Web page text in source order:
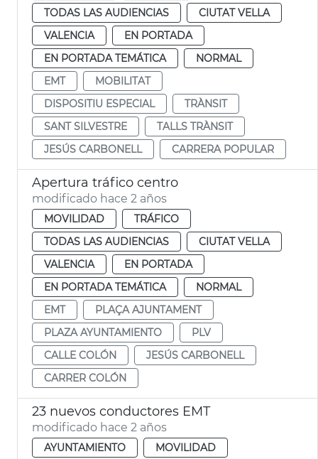
TODAS LAS AUDIENCIAS
CIUTAT VELLA
VALENCIA
EN PORTADA
EN PORTADA TEMÁTICA
NORMAL
EMT
MOBILITAT
DISPOSITIU ESPECIAL
TRÀNSIT
SANT SILVESTRE
TALLS TRÀNSIT
JESÚS CARBONELL
CARRERA POPULAR
Apertura tráfico centro
modificado hace 2 años
MOVILIDAD
TRÁFICO
TODAS LAS AUDIENCIAS
CIUTAT VELLA
VALENCIA
EN PORTADA
EN PORTADA TEMÁTICA
NORMAL
EMT
PLAÇA AJUNTAMENT
PLAZA AYUNTAMIENTO
PLV
CALLE COLÓN
JESÚS CARBONELL
CARRER COLÓN
23 nuevos conductores EMT
modificado hace 2 años
AYUNTAMIENTO
MOVILIDAD